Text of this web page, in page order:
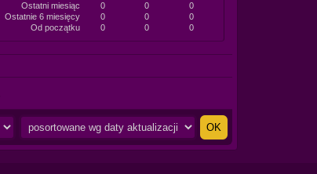
Ostatni miesiąc
0 0
0
Ostatnie 6 miesięcy
0 0
0
Od początku
0 0 0